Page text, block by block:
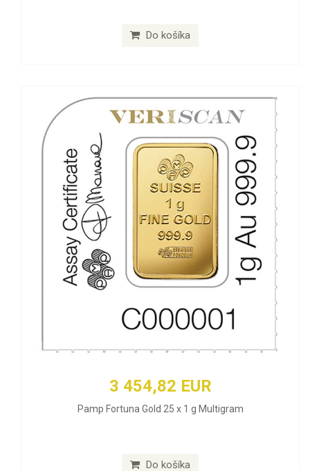
Do košíka
3 454,82 EUR
Pamp Fortuna Gold 25 x 1 g Multigram
Do košíka